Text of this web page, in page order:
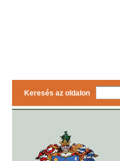
Keresés az oldalon